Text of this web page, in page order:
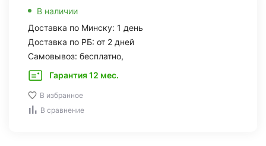
В наличии
Доставка по Минску: 1 день
Доставка по РБ: от 2 дней
Самовывоз: бесплатно,
Гарантия 12 мес.
В избранное
В сравнение